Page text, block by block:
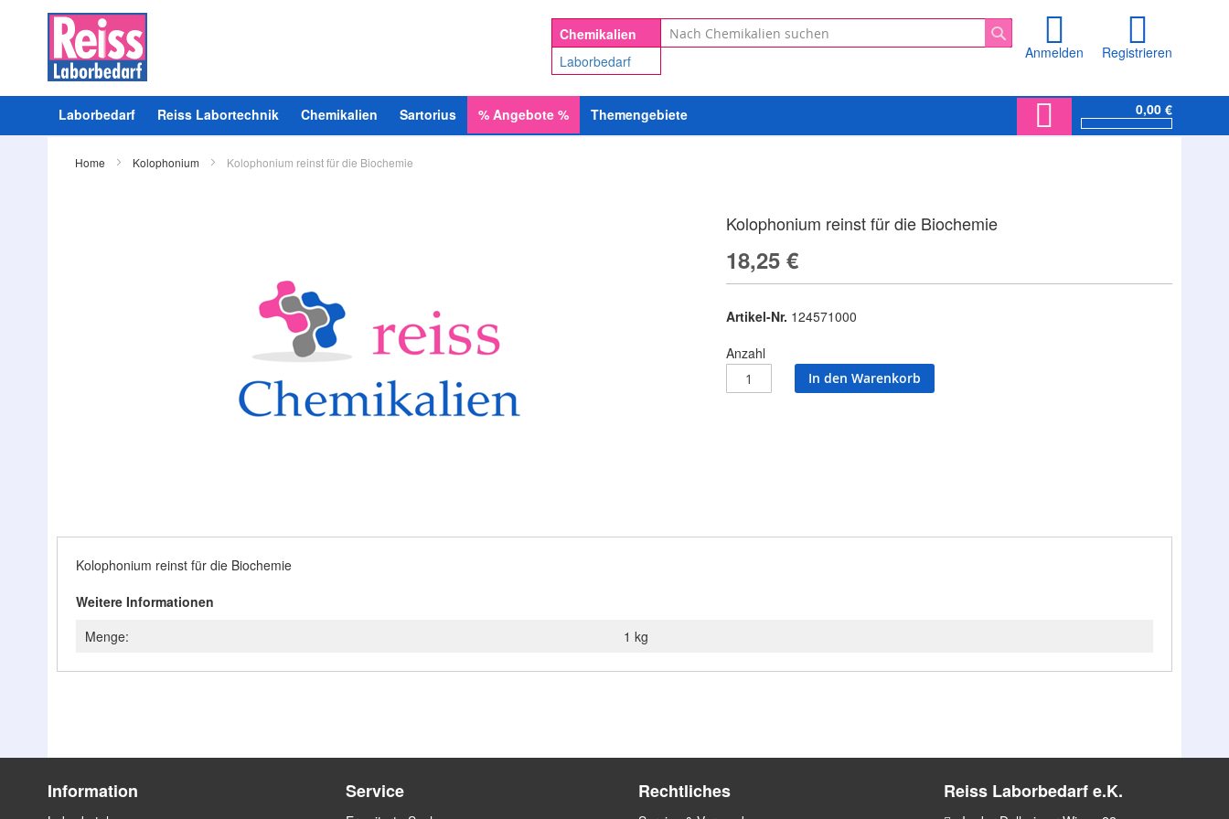
0,00 €
Anmelden Registrieren
Chemikalien
Laborbedarf
Suche
Suche
Laborbedarf Reiss Labortechnik Chemikalien Sartorius % Angebote % Themengebiete
Home Kolophonium Kolophonium reinst für die Biochemie
Kolophonium reinst für die Biochemie
18,25 €
Artikel-Nr. 124571000
Anzahl
In den Warenkorb
springen
Kolophonium reinst für die Biochemie
Weitere Informationen
Menge:
1 kg
Information Service Rechtliches Reiss Laborbedarf e.K.